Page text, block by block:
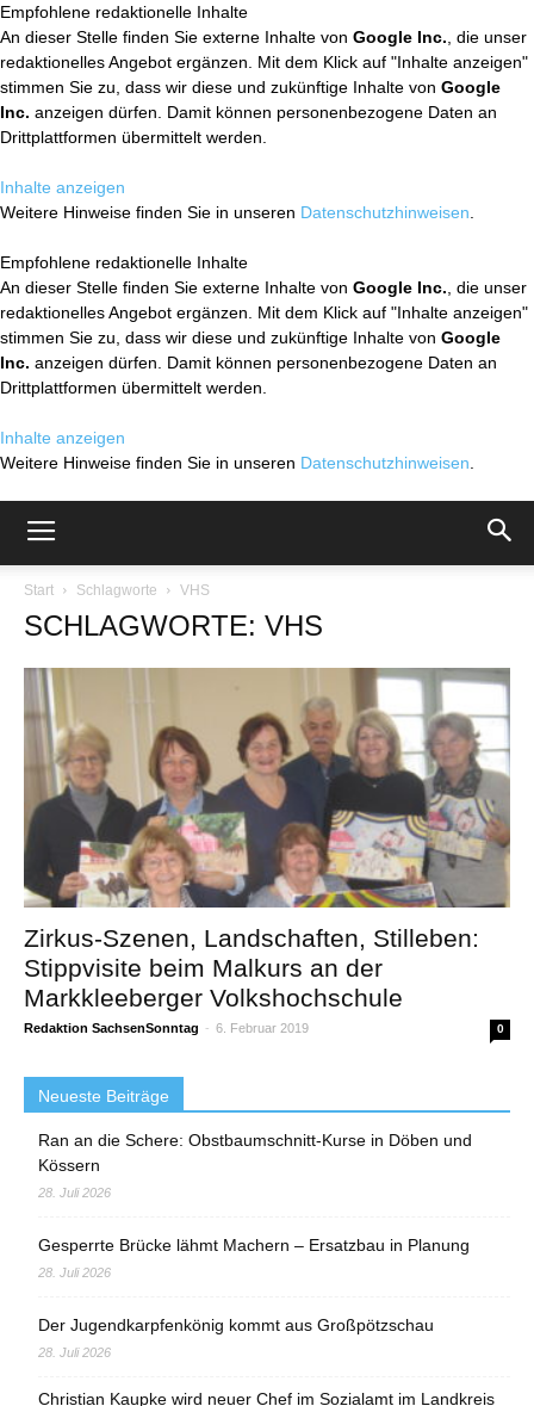
Empfohlene redaktionelle Inhalte
An dieser Stelle finden Sie externe Inhalte von Google Inc. , die unser
redaktionelles Angebot ergänzen. Mit dem Klick auf "Inhalte anzeigen"
stimmen Sie zu, dass wir diese und zukünftige Inhalte von Google
Inc. anzeigen dürfen. Damit können personenbezogene Daten an
Drittplattformen übermittelt werden.
Inhalte anzeigen
Weitere Hinweise finden Sie in unseren Datenschutzhinweisen
Empfohlene redaktionelle Inhalte
An dieser Stelle finden Sie externe Inhalte von Google Inc. , die unser
redaktionelles Angebot ergänzen. Mit dem Klick auf "Inhalte anzeigen"
stimmen Sie zu, dass wir diese und zukünftige Inhalte von Google
Inc. anzeigen dürfen. Damit können personenbezogene Daten an
Drittplattformen übermittelt werden.
Inhalte anzeigen
Weitere Hinweise finden Sie in unseren Datenschutzhinweisen
Start Schlagworte VHS
SCHLAGWORTE: VHS
Zirkus-Szenen, Landschaften, Stilleben:
Stippvisite beim Malkurs an der
Markkleeberger Volkshochschule
Redaktion SachsenSonntag - 6. Februar 2019 0
Neueste Beiträge
Ran an die Schere: Obstbaumschnitt-Kurse in Döben und
Kössern
28. Juli 2026
Gesperrte Brücke lähmt Machern – Ersatzbau in Planung
28. Juli 2026
Der Jugendkarpfenkönig kommt aus Großpötzschau
28. Juli 2026
Christian Kaupke wird neuer Chef im Sozialamt im Landkreis